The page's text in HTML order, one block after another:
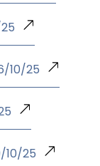
10/25
10/25